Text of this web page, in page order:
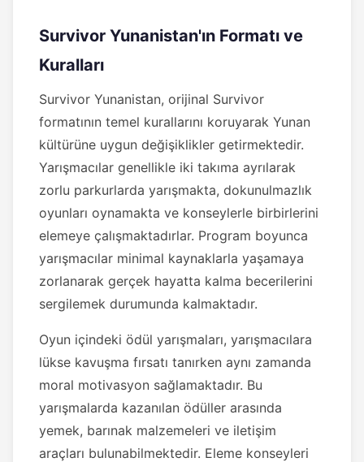
Survivor Yunanistan'ın Formatı ve
Kuralları
Survivor Yunanistan, orijinal Survivor
formatının temel kurallarını koruyarak Yunan
kültürüne uygun değişiklikler getirmektedir.
Yarışmacılar genellikle iki takıma ayrılarak
zorlu parkurlarda yarışmakta, dokunulmazlık
oyunları oynamakta ve konseylerle birbirlerini
elemeye çalışmaktadırlar. Program boyunca
yarışmacılar minimal kaynaklarla yaşamaya
zorlanarak gerçek hayatta kalma becerilerini
sergilemek durumunda kalmaktadır.
Oyun içindeki ödül yarışmaları, yarışmacılara
lükse kavuşma fırsatı tanırken aynı zamanda
moral motivasyon sağlamaktadır. Bu
yarışmalarda kazanılan ödüller arasında
yemek, barınak malzemeleri ve iletişim
araçları bulunabilmektedir. Eleme konseyleri